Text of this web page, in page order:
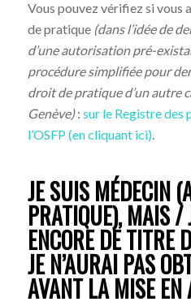
Vous pouvez vérifiez si vous
de pratique (dans l’idée de
d’une autorisation pré-
procédure simplifiée pour
droit de pratique d’un autre
Genève): sur le Registre des
l’OSFP (en cliquant ici).
JE SUIS MÉDECIN
PRATIQUE), MAIS /
ENCORE DE TITRE
JE N’AURAI PAS
AVANT LA MISE